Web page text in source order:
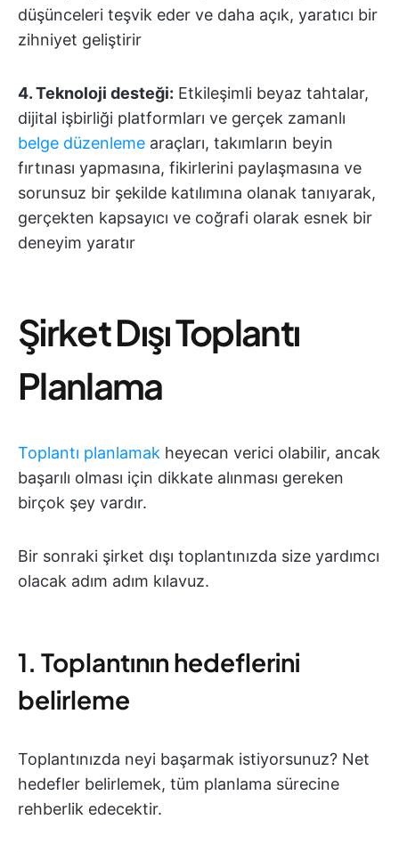
düşünceleri teşvik eder ve daha açık, yaratıcı bir
zihniyet geliştirir
4.Teknoloji desteği: Etkileşimli beyaz tahtalar,
dijital işbirliği platformları ve gerçek zamanlı
belge düzenleme araçları, takımların beyin
fırtınası yapmasına, fikirlerini paylaşmasına ve
sorunsuz bir şekilde katılımına olanak tanıyarak,
gerçekten kapsayıcı ve coğrafi olarak esnek bir
deneyim yaratır
Şirket Dışı Toplantı
Planlama
Toplantı planlamak heyecan verici olabilir, ancak
başarılı olması için dikkate alınması gereken
birçok şey vardır.
Bir sonraki şirket dışı toplantınızda size yardımcı
olacak adım adım kılavuz.
1. Toplantının hedeflerini
belirleme
Toplantınızda neyi başarmak istiyorsunuz? Net
hedefler belirlemek, tüm planlama sürecine
rehberlik edecektir.